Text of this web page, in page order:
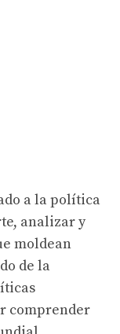
a la política
analizar y
moldean
de la
comprender